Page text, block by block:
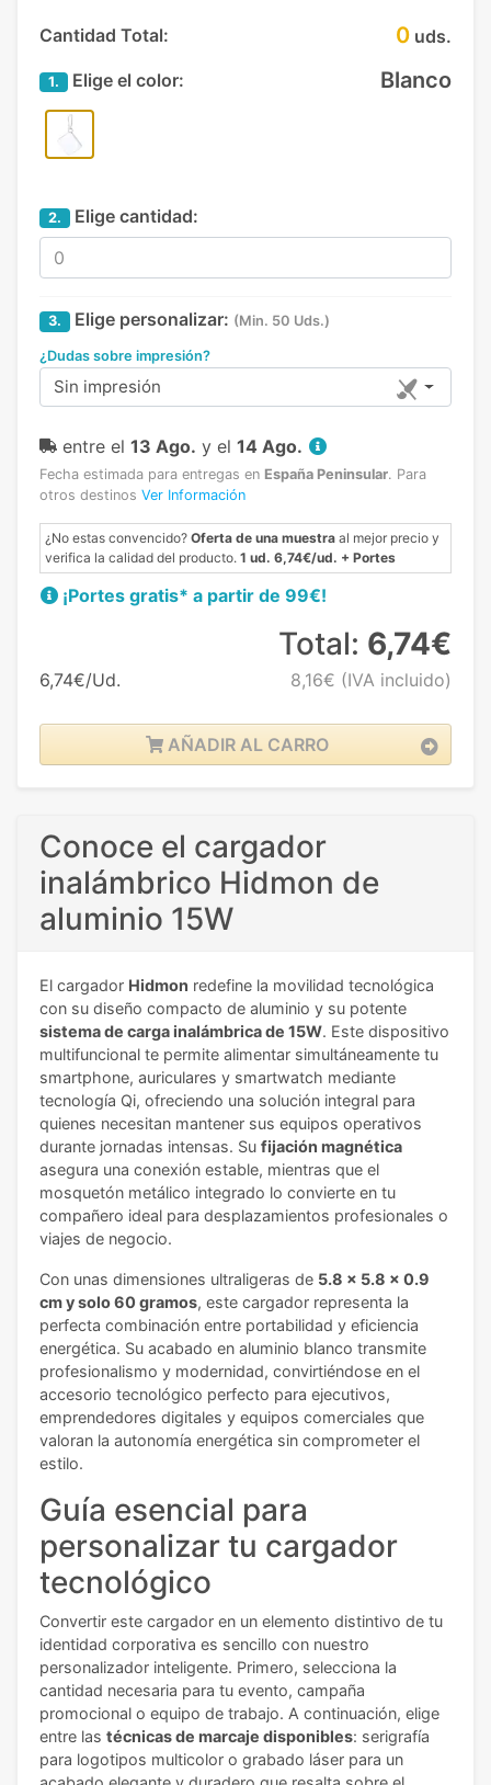
Cantidad Total: 0 uds.
1. Elige el color: Blanco
2. Elige cantidad:
3. Elige personalizar: (Min. 50 Uds.)
¿Dudas sobre impresión?
Sin impresión
entre el 13 Ago. y el 14 Ago.
Fecha estimada para entregas en España Peninsular. Para
otros destinos Ver Información
¿No estas convencido? Oferta de una muestra al mejor precio y
verifica la calidad del producto. 1 ud. 6,74€/ud. + Portes
¡Portes gratis* a partir de 99€!
6,74€/Ud.
Total: 6,74€
8,16€ (IVA incluido)
AÑADIR AL CARRO
Conoce el cargador
inalámbrico Hidmon de
aluminio 15W
El cargador Hidmon redefine la movilidad tecnológica
con su diseño compacto de aluminio y su potente
sistema de carga inalámbrica de 15W. Este dispositivo
multifuncional te permite alimentar simultáneamente tu
smartphone, auriculares y smartwatch mediante
tecnología Qi, ofreciendo una solución integral para
quienes necesitan mantener sus equipos operativos
durante jornadas intensas. Su fijación magnética
asegura una conexión estable, mientras que el
mosquetón metálico integrado lo convierte en tu
compañero ideal para desplazamientos profesionales o
viajes de negocio.
Con unas dimensiones ultraligeras de 5.8 x 5.8 x 0.9
cm y solo 60 gramos, este cargador representa la
perfecta combinación entre portabilidad y eficiencia
energética. Su acabado en aluminio blanco transmite
profesionalismo y modernidad, convirtiéndose en el
accesorio tecnológico perfecto para ejecutivos,
emprendedores digitales y equipos comerciales que
valoran la autonomía energética sin comprometer el
estilo.
Guía esencial para
personalizar tu cargador
tecnológico
Convertir este cargador en un elemento distintivo de tu
identidad corporativa es sencillo con nuestro
personalizador inteligente. Primero, selecciona la
cantidad necesaria para tu evento, campaña
promocional o equipo de trabajo. A continuación, elige
entre las técnicas de marcaje disponibles: serigrafía
para logotipos multicolor o grabado láser para un